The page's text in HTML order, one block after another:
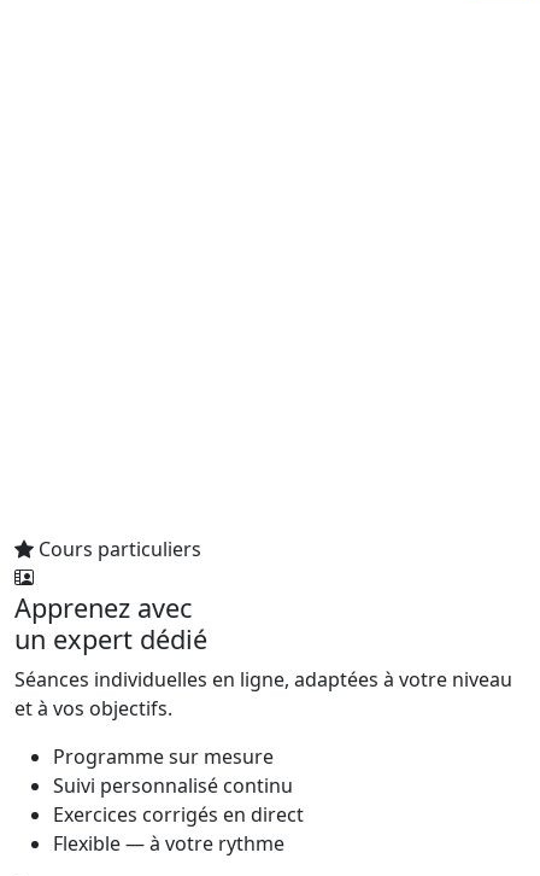
Cours particuliers
Apprenez avec
un expert dédié
Séances individuelles en ligne, adaptées à votre niveau
et à vos objectifs.
Programme sur mesure
Suivi personnalisé continu
Exercices corrigés en direct
Flexible — à votre rythme